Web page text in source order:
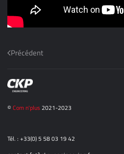
Précédent
© Com n'plus 2021-2023
Tél. : +33(0) 5 58 03 19 42